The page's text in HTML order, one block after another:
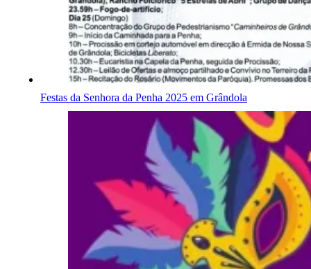
Festas da Senhora da Penha 2025 em Grândola